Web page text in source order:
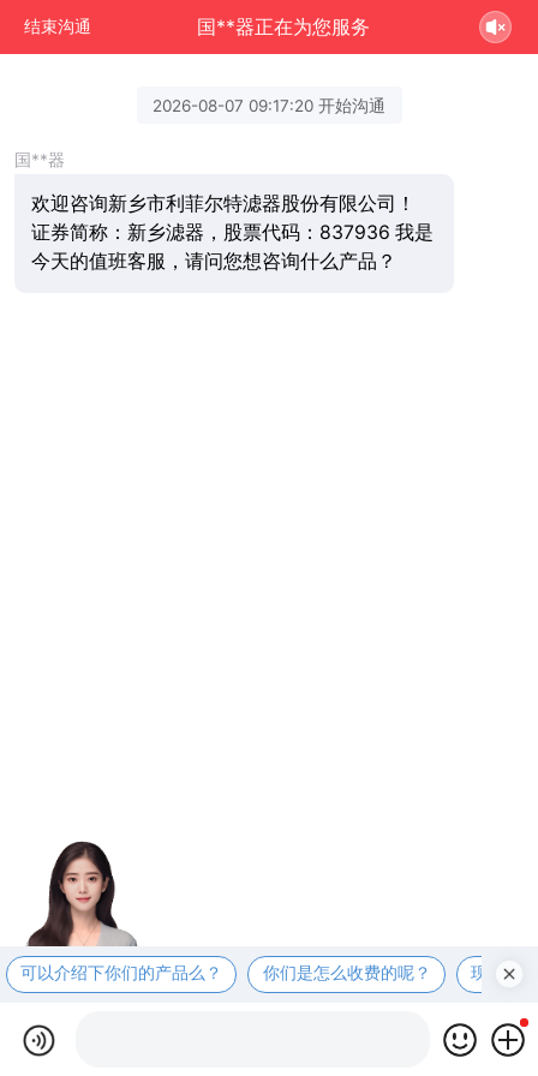
结束沟通 国**器正在为您服务
2026-08-07 09:17:20 开始沟通
国**器
欢迎咨询新乡市利菲尔特滤器股份有限公司！
证券简称：新乡滤器，股票代码：837936 我是
今天的值班客服，请问您想咨询什么产品？
可以介绍下你们的产品么？ 你们是怎么收费的呢？ 现在有